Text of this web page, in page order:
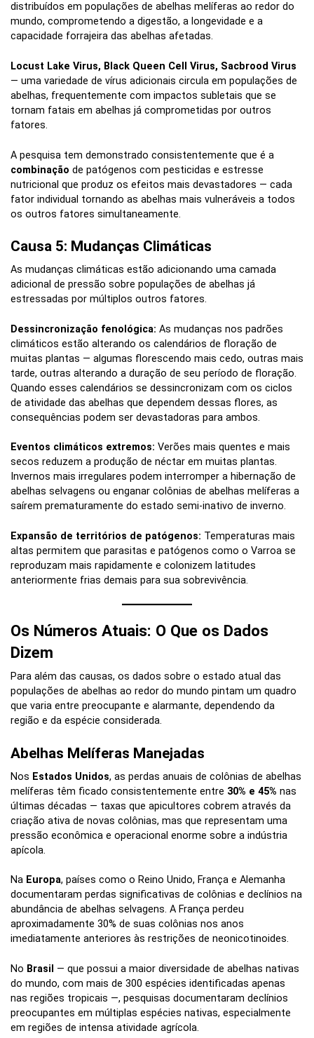
distribuídos em populações de abelhas melíferas ao redor do
mundo, comprometendo a digestão, a longevidade e a
capacidade forrajeira das abelhas afetadas.
Locust Lake Virus, Black Queen Cell Virus, Sacbrood Virus
— uma variedade de vírus adicionais circula em populações de
abelhas, frequentemente com impactos subletais que se
tornam fatais em abelhas já comprometidas por outros
fatores.
A pesquisa tem demonstrado consistentemente que é a
combinação de patógenos com pesticidas e estresse
nutricional que produz os efeitos mais devastadores — cada
fator individual tornando as abelhas mais vulneráveis a todos
os outros fatores simultaneamente.
Causa 5: Mudanças Climáticas
As mudanças climáticas estão adicionando uma camada
adicional de pressão sobre populações de abelhas já
estressadas por múltiplos outros fatores.
Dessincronização fenológica: As mudanças nos padrões
climáticos estão alterando os calendários de floração de
muitas plantas — algumas florescendo mais cedo, outras mais
tarde, outras alterando a duração de seu período de floração.
Quando esses calendários se dessincronizam com os ciclos
de atividade das abelhas que dependem dessas flores, as
consequências podem ser devastadoras para ambos.
Eventos climáticos extremos: Verões mais quentes e mais
secos reduzem a produção de néctar em muitas plantas.
Invernos mais irregulares podem interromper a hibernação de
abelhas selvagens ou enganar colônias de abelhas melíferas a
saírem prematuramente do estado semi-inativo de inverno.
Expansão de territórios de patógenos: Temperaturas mais
altas permitem que parasitas e patógenos como o Varroa se
reproduzam mais rapidamente e colonizem latitudes
anteriormente frias demais para sua sobrevivência.
Os Números Atuais: O Que os Dados
Dizem
Para além das causas, os dados sobre o estado atual das
populações de abelhas ao redor do mundo pintam um quadro
que varia entre preocupante e alarmante, dependendo da
região e da espécie considerada.
Abelhas Melíferas Manejadas
Nos Estados Unidos, as perdas anuais de colônias de abelhas
melíferas têm ficado consistentemente entre 30% e 45% nas
últimas décadas — taxas que apicultores cobrem através da
criação ativa de novas colônias, mas que representam uma
pressão econômica e operacional enorme sobre a indústria
apícola.
Na Europa, países como o Reino Unido, França e Alemanha
documentaram perdas significativas de colônias e declínios na
abundância de abelhas selvagens. A França perdeu
aproximadamente 30% de suas colônias nos anos
imediatamente anteriores às restrições de neonicotinoides.
No Brasil — que possui a maior diversidade de abelhas nativas
do mundo, com mais de 300 espécies identificadas apenas
nas regiões tropicais —, pesquisas documentaram declínios
preocupantes em múltiplas espécies nativas, especialmente
em regiões de intensa atividade agrícola.